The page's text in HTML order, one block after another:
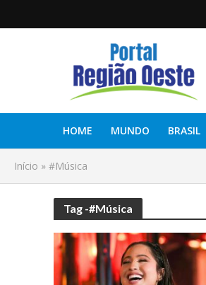
HOME MUNDO BRASIL
Início » #Música
Tag -#Música